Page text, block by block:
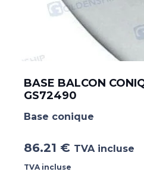
BASE BALCON
GS72490
Base conique
86.21 € TVA incluse
TVA incluse